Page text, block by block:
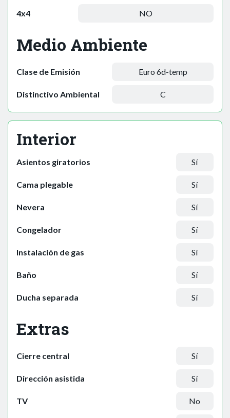
4x4 NO
Medio Ambiente
Clase de Emisión Euro 6d-temp
Distinctivo Ambiental C
Interior
Asientos giratorios Sí
Cama plegable Sí
Nevera Sí
Congelador Sí
Instalación de gas Sí
Baño Sí
Ducha separada Sí
Extras
Cierre central Sí
Dirección asistida Sí
TV No